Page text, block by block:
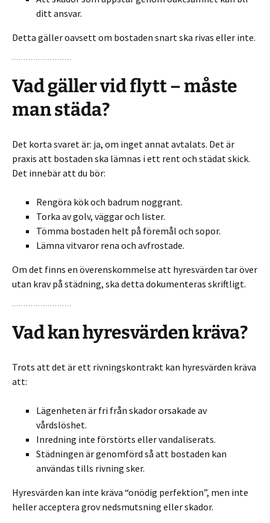
ditt ansvar.
Detta gäller oavsett om bostaden snart ska rivas eller inte.
Vad gäller vid flytt – måste
man städa?
Det korta svaret är: ja, om inget annat avtalats. Det är
praxis att bostaden ska lämnas i ett rent och städat skick.
Det innebär att du bör:
Rengöra kök och badrum noggrant.
Torka av golv, väggar och lister.
Tömma bostaden helt på föremål och sopor.
Lämna vitvaror rena och avfrostade.
Om det finns en överenskommelse att hyresvärden tar över
utan krav på städning, ska detta dokumenteras skriftligt.
Vad kan hyresvärden kräva?
Trots att det är ett rivningskontrakt kan hyresvärden kräva
att:
Lägenheten är fri från skador orsakade av
vårdslöshet.
Inredning inte förstörts eller vandaliserats.
Städningen är genomförd så att bostaden kan
användas tills rivning sker.
Hyresvärden kan inte kräva “onödig perfektion”, men inte
heller acceptera grov nedsmutsning eller skador.